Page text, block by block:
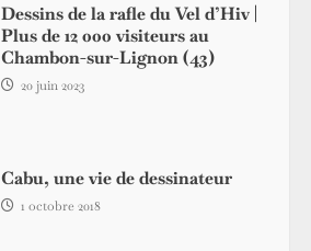
Dessins de la rafle du Vel d’Hiv |
Plus de 12 000 visiteurs au
Chambon-sur-Lignon (43)
20 juin 2023
Cabu, une vie de dessinateur
1 octobre 2018